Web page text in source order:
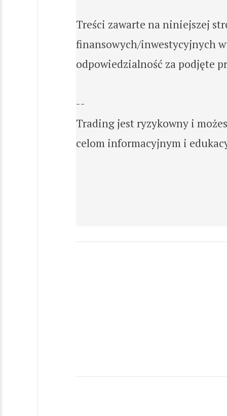
Treści zawarte na niniejszej
finansowych/inwestycyjnych
odpowiedzialność za podjęte
--
Trading jest ryzykowny i
celom informacyjnym i